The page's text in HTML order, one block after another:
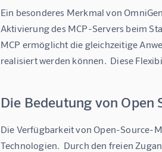
Ein besonderes Merkmal von
Aktivierung des MCP-Servers beim
MCP ermöglicht die gleichzeitige
realisiert werden können.  Diese
Die Bedeutung von
Die Verfügbarkeit von Open-Source-
Technologien.  Durch den freien